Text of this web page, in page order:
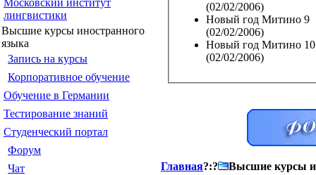
Московский институт
лингвистики
Высшие курсы иностранного
языка
Запись на курсы
Корпоративное обучение
Обучение в Германии
Тестирование знаний
Студенческий портал
Форум
Чат
(02/02/2006)
Новый год Митино 9
(02/02/2006)
Новый год Митино 10
(02/02/2006)
Главная?:? Высшие курсы